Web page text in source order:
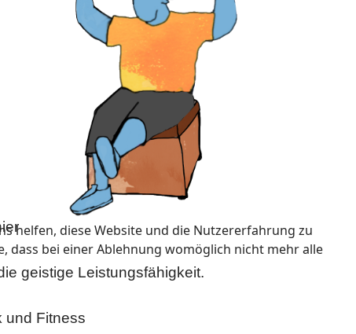
geistige Leistungsfähigkeit.
und Fitness
helfen, diese Website und die Nutzererfahrung zu
dass bei einer Ablehnung womöglich nicht mehr alle